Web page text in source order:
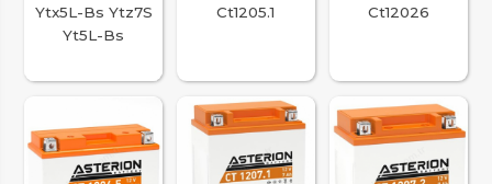
Ytx5L-Bs Ytz7S
Yt5L-Bs
Ct1205.1
Ct12026